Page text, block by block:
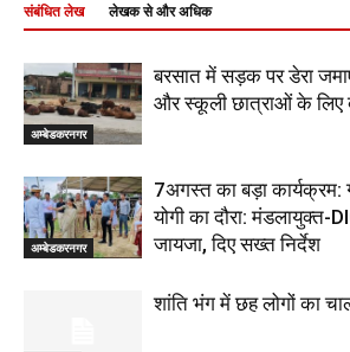
संबंधित लेख लेखक से और अधिक
अम्बेडकरनगर
बरसात में सड़क पर डेरा
और स्कूली छात्राओं के लिए
अम्बेडकरनगर
7अगस्त का बड़ा कार्यक्रम:
योगी का दौरा: मंडलायुक्त-
जायजा, दिए सख्त निर्देश
शांति भंग में छह लोगों का